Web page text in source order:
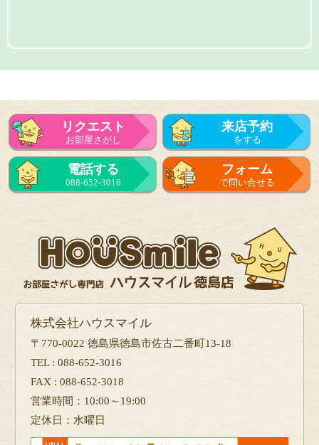
リクエスト
お部屋さがし
来店予約
をする
電話する
088-652-3016
フォーム
で問い合せる
株式会社ハウスマイル
〒770-0022 徳島県徳島市佐古二番町13-18
TEL : 088-652-3016
FAX : 088-652-3018
営業時間：10:00～19:00
定休日：水曜日